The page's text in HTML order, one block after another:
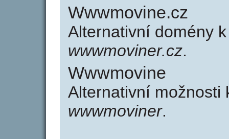
Wwwmovine.cz
Alternativní domény
wwwmoviner.cz.
Wwwmovine
Alternativní možnosti
wwwmoviner.